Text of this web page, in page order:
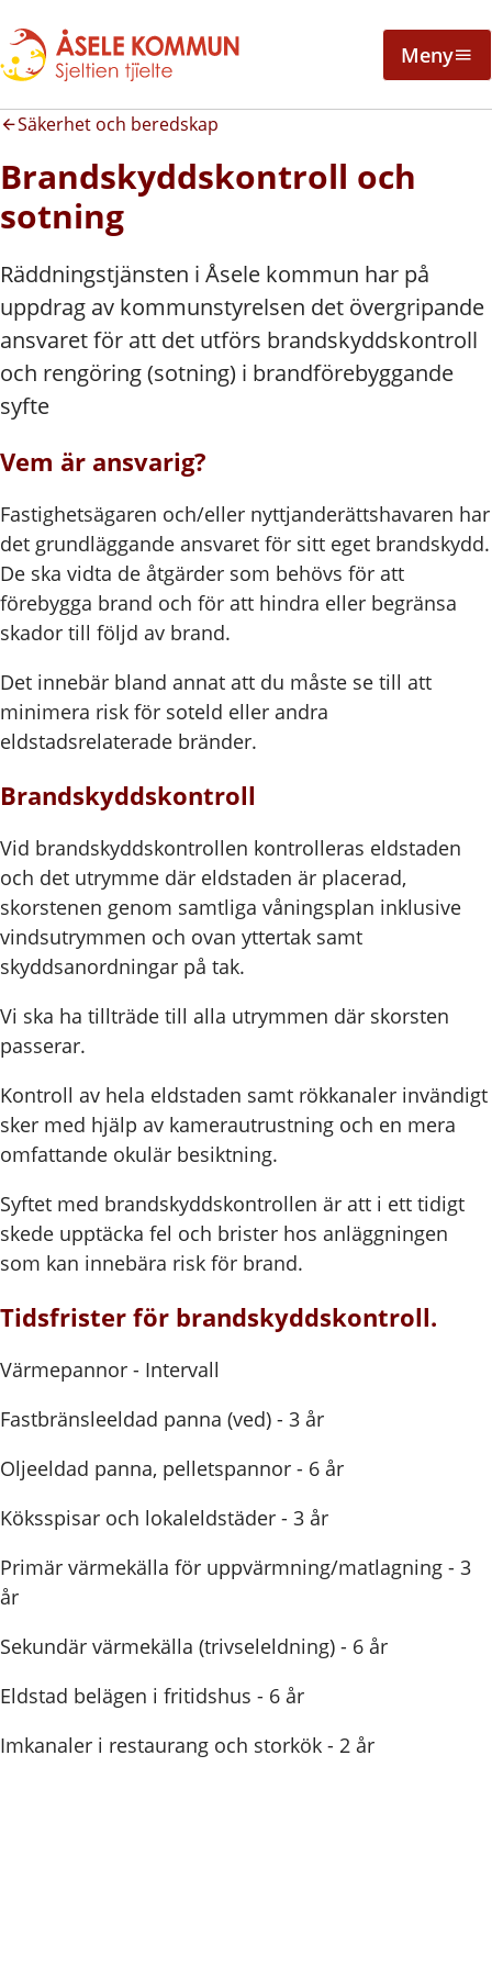
Meny
Säkerhet och beredskap
Brandskyddskontroll och
sotning
Räddningstjänsten i Åsele kommun har på
uppdrag av kommunstyrelsen det övergripande
ansvaret för att det utförs brandskyddskontroll
och rengöring (sotning) i brandförebyggande
syfte
Vem är ansvarig?
Fastighetsägaren och/eller nyttjanderättshavaren har
det grundläggande ansvaret för sitt eget brandskydd.
De ska vidta de åtgärder som behövs för att
förebygga brand och för att hindra eller begränsa
skador till följd av brand.
Det innebär bland annat att du måste se till att
minimera risk för soteld eller andra
eldstadsrelaterade bränder.
Brandskyddskontroll
Vid brandskyddskontrollen kontrolleras eldstaden
och det utrymme där eldstaden är placerad,
skorstenen genom samtliga våningsplan inklusive
vindsutrymmen och ovan yttertak samt
skyddsanordningar på tak.
Vi ska ha tillträde till alla utrymmen där skorsten
passerar.
Kontroll av hela eldstaden samt rökkanaler invändigt
sker med hjälp av kamerautrustning och en mera
omfattande okulär besiktning.
Syftet med brandskyddskontrollen är att i ett tidigt
skede upptäcka fel och brister hos anläggningen
som kan innebära risk för brand.
Tidsfrister för brandskyddskontroll.
Värmepannor - Intervall
Fastbränsleeldad panna (ved) - 3 år
Oljeeldad panna, pelletspannor - 6 år
Köksspisar och lokaleldstäder - 3 år
Primär värmekälla för uppvärmning/matlagning - 3
år
Sekundär värmekälla (trivseleldning) - 6 år
Eldstad belägen i fritidshus - 6 år
Imkanaler i restaurang och storkök - 2 år